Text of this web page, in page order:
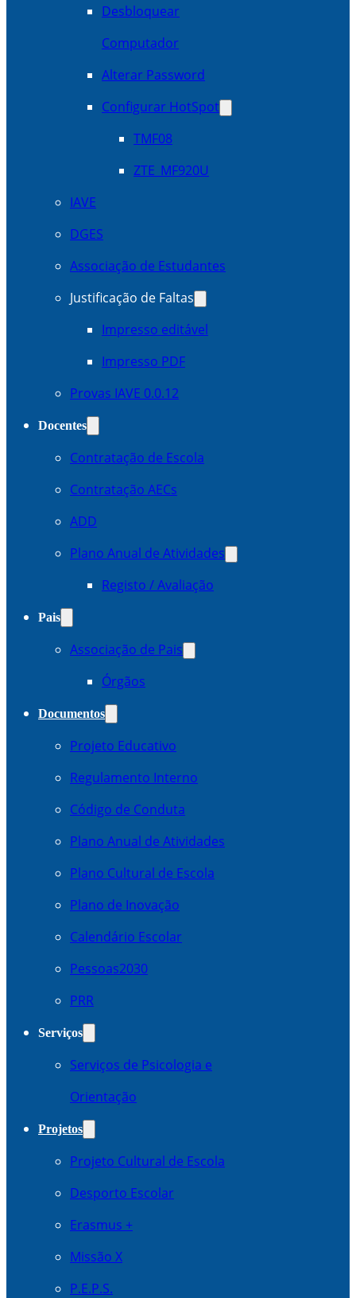
Desbloquear
Computador
Alterar Password
Configurar HotSpot
TMF08
ZTE_MF920U
IAVE
DGES
Associação de Estudantes
Justificação de Faltas
Impresso editável
Impresso PDF
Provas IAVE 0.0.12
Docentes
Contratação de Escola
Contratação AECs
ADD
Plano Anual de Atividades
Registo / Avaliação
Pais
Associação de Pais
Órgãos
Documentos
Projeto Educativo
Regulamento Interno
Código de Conduta
Plano Anual de Atividades
Plano Cultural de Escola
Plano de Inovação
Calendário Escolar
Pessoas2030
PRR
Serviços
Serviços de Psicologia e
Orientação
Projetos
Projeto Cultural de Escola
Desporto Escolar
Erasmus +
Missão X
P.E.P.S.